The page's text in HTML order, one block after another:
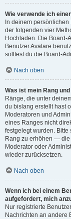
Wie verwende ich
In deinem persönlichen
der folgenden vier
Hochladen. Die Board-
Benutzer Avatare
solltest du die Board-
Nach oben
Was ist mein Rang
Ränge, die unter
du bislang erstellt hast
Moderatoren und
eines Ranges nicht
festgelegt wurden.
Rang zu erhöhen — die
Moderator oder
wieder zurücksetzen.
Nach oben
Wenn ich bei einem
aufgefordert, mich
Nur registrierte
Nachrichten an andere